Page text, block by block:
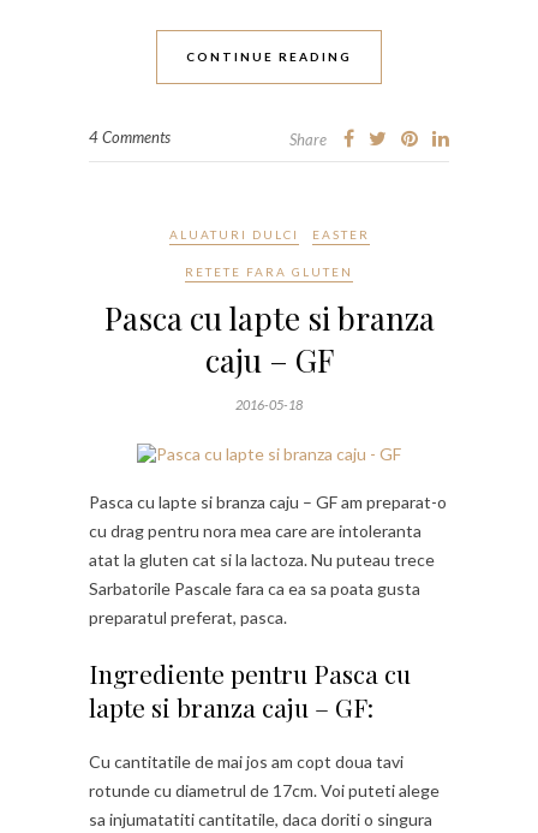
CONTINUE READING
4 Comments Share
ALUATURI DULCI EASTER
RETETE FARA GLUTEN
Pasca cu lapte si branza
caju – GF
2016-05-18
Pasca cu lapte si branza caju – GF am preparat-o
cu drag pentru nora mea care are intoleranta
atat la gluten cat si la lactoza. Nu puteau trece
Sarbatorile Pascale fara ca ea sa poata gusta
preparatul preferat, pasca.
Ingrediente pentru Pasca cu
lapte si branza caju – GF:
Cu cantitatile de mai jos am copt doua tavi
rotunde cu diametrul de 17cm. Voi puteti alege
sa injumatatiti cantitatile, daca doriti o singura